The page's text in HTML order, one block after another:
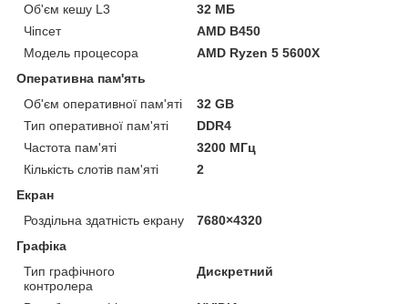
Об'єм кешу L3
32 МБ
Чіпсет
AMD B450
Модель процесора
AMD Ryzen 5 5600X
Оперативна пам'ять
Об'єм оперативної пам'яті
32 GB
Тип оперативної пам'яті
DDR4
Частота пам'яті
3200 МГц
Кількість слотів пам'яті
2
Екран
Роздільна здатність екрану
7680×4320
Графіка
Тип графічного
контролера
Дискретний